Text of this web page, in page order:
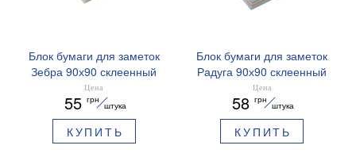
Блок бумаги для заметок
Зебра 90х90 склеенный
BM.2264 Buromax
Цена
55 грн
штука
КУПИТЬ
Блок бумаги для заметок
Радуга 90х90 склеенный
BM.2244 Buromax
Цена
58 грн
штука
КУПИТЬ